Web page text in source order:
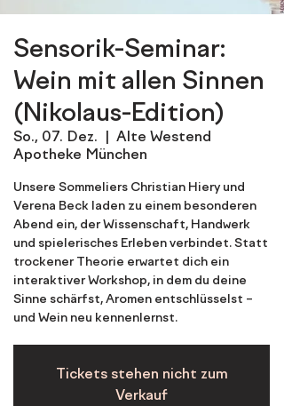
Sensorik-Seminar:
Wein mit allen Sinnen
(Nikolaus-Edition)
So., 07. Dez.
  |
Alte Westend
Apotheke München
Unsere Sommeliers Christian Hiery und
Verena Beck laden zu einem besonderen
Abend ein, der Wissenschaft, Handwerk
und spielerisches Erleben verbindet. Statt
trockener Theorie erwartet dich ein
interaktiver Workshop, in dem du deine
Sinne schärfst, Aromen entschlüsselst –
Tickets stehen nicht zum
Verkauf